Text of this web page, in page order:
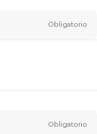
Obligatorio
Obligatorio